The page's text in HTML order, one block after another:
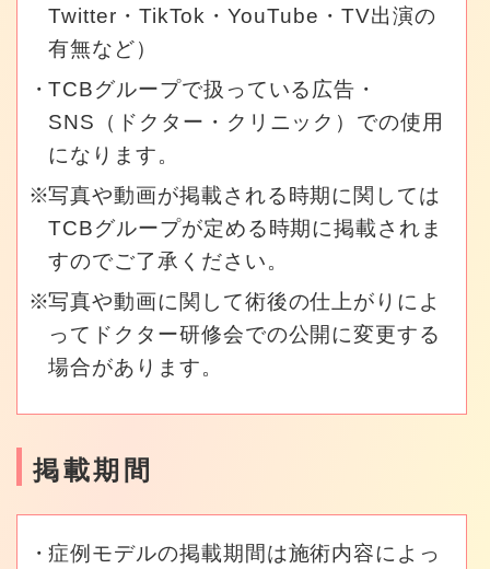
Twitter・TikTok・YouTube・TV出演の
有無など）
TCBグループで扱っている広告・
SNS（ドクター・クリニック）での使用
になります。
写真や動画が掲載される時期に関しては
TCBグループが定める時期に掲載されま
すのでご了承ください。
写真や動画に関して術後の仕上がりによ
ってドクター研修会での公開に変更する
場合があります。
掲載期間
症例モデルの掲載期間は施術内容によっ